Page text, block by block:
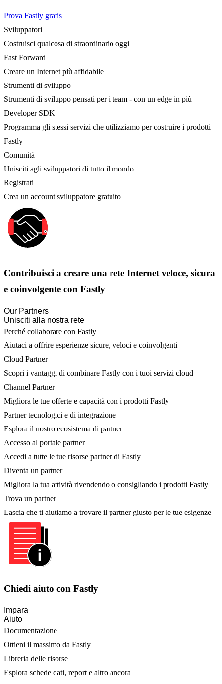
Prova Fastly gratis
Sviluppatori
Costruisci qualcosa di straordinario oggi
Fast Forward
Creare un Internet più affidabile
Strumenti di sviluppo
Strumenti di sviluppo pensati per i team - con un edge in più
Developer SDK
Programma gli stessi servizi che utilizziamo per costruire i prodotti
Fastly
Comunità
Unisciti agli sviluppatori di tutto il mondo
Registrati
Crea un account sviluppatore gratuito
Contribuisci a creare una rete Internet veloce, sicura
e coinvolgente con Fastly
Our Partners
Unisciti alla nostra rete
Perché collaborare con Fastly
Aiutaci a offrire esperienze sicure, veloci e coinvolgenti
Cloud Partner
Scopri i vantaggi di combinare Fastly con i tuoi servizi cloud
Channel Partner
Migliora le tue offerte e capacità con i prodotti Fastly
Partner tecnologici e di integrazione
Esplora il nostro ecosistema di partner
Accesso al portale partner
Accedi a tutte le tue risorse partner di Fastly
Diventa un partner
Migliora la tua attività rivendendo o consigliando i prodotti Fastly
Trova un partner
Lascia che ti aiutiamo a trovare il partner giusto per le tue esigenze
Chiedi aiuto con Fastly
Impara
Aiuto
Documentazione
Ottieni il massimo da Fastly
Libreria delle risorse
Esplora schede dati, report e altro ancora